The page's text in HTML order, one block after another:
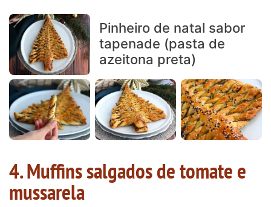
Pinheiro de natal sabor
tapenade (pasta de
azeitona preta)
4. Muffins salgados de tomate e
mussarela